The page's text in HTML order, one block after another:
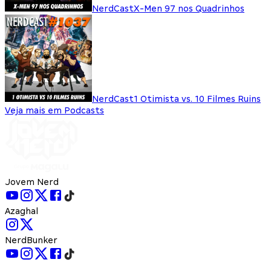
NerdCastX-Men 97 nos Quadrinhos
NerdCast1 Otimista vs. 10 Filmes Ruins
Veja mais em Podcasts
Jovem Nerd
Azaghal
NerdBunker